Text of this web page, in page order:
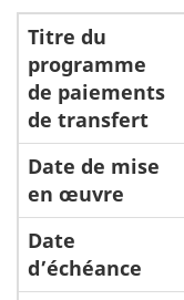
Titre du
programme
de paiements
de transfert
Date de mise
en œuvre
Date
d’échéance